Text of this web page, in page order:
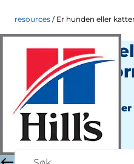
resources Er hunden eller
Er hunden
din i god
Pet
Verktøy og Ressurser
Stabsforfatter
|